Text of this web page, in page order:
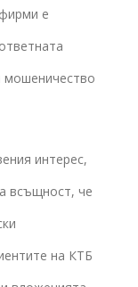
е
мошеничество
интерес,
всъщност, че
на КТБ